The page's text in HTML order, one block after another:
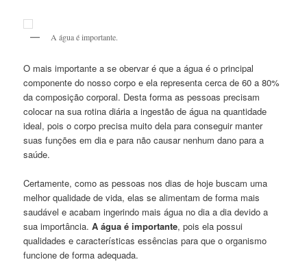
A água é importante.
O mais importante a se obervar é que a água é o principal
componente do nosso corpo e ela representa cerca de 60 a 80%
da composição corporal. Desta forma as pessoas precisam
colocar na sua rotina diária a ingestão de água na quantidade
ideal, pois o corpo precisa muito dela para conseguir manter
suas funções em dia e para não causar nenhum dano para a
saúde.
Certamente, como as pessoas nos dias de hoje buscam uma
melhor qualidade de vida, elas se alimentam de forma mais
saudável e acabam ingerindo mais água no dia a dia devido a
sua importância.A água é importante, pois ela possui
qualidades e características essências para que o organismo
funcione de forma adequada.